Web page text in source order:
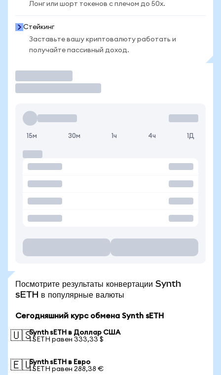
Лонг или шорт токенов с плечом до 50x.
Стейкинг
Заставьте вашу криптовалюту работать и
получайте пассивный доход.
15м 30м 1ч 4ч 1Д
Посмотрите результаты конвертации Synth
sETH в популярные валюты
Сегодняшний курс обмена Synth sETH
🇺🇸Synth sETH в Доллар США
1 SETH равен 333,33 $
🇪🇺Synth sETH в Евро
1 SETH равен 288,38 €